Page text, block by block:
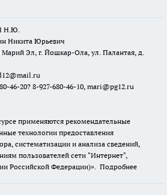
Н.Ю.
Никита Юрьевич
Марий Эл, г. Йошкар-Ола, ул. Палантая, д.
46-20? 8-927-680-46-10, mari@pg12.ru
применяются рекомендательные
технологии предоставления
систематизации и анализа сведений,
пользователей сети "Интернет",
Российской Федерации)». Подробнее